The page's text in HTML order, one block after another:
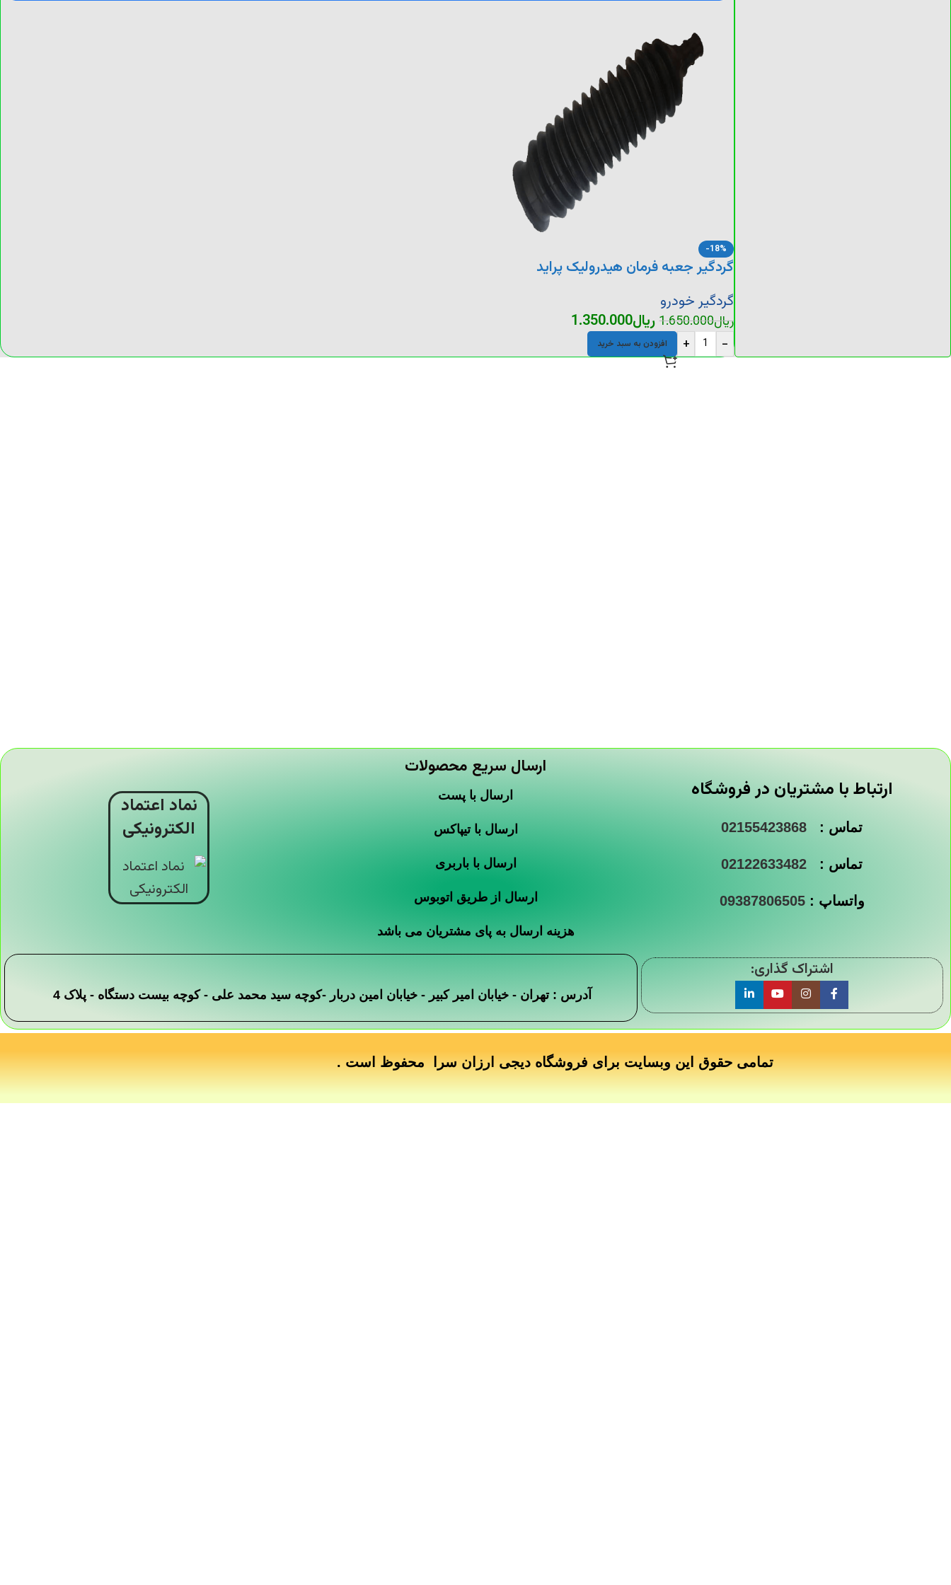
-18%
گردگیر جعبه فرمان هیدرولیک پراید
گردگیر خودرو
ریال1.650.000ریال1.350.000
-
+ افزودن به سبد خرید
ارتباط با مشتریان در فروشگاه
تماس : 02155423868
تماس : 02122633482
واتساپ :09387806505
ارسال سریع محصولات
ارسال با پست
ارسال با تیپاکس
ارسال با باربری
ارسال از طریق اتوبوس
هزینه ارسال به پای مشتریان می باشد
نماد اعتماد
الکترونیکی
اشتراک گذاری:
آدرس : تهران - خیابان امیر کبیر - خیابان امین دربار -کوچه سید محمد علی - کوچه بیست دستگاه - پلاک 4
تمامی حقوق این وبسایت برای فروشگاه دیجی ارزان سرا محفوظ است .